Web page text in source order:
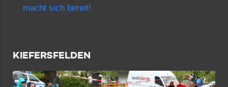
macht sich bereit!
KIEFERSFELDEN